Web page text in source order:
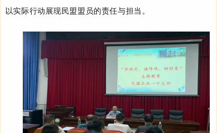
以实际行动展现民盟盟员的责任与担当。